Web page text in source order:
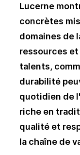
Lucerne
concrètes
domaines de
ressources
talents,
durabilité
quotidien de
riche en
qualité et
la chaîne de